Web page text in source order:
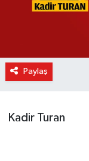
Paylaş
Kadir Turan